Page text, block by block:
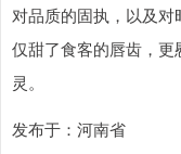
对品质的固执，以及
仅甜了食客的唇齿，
灵。
发布于：河南省